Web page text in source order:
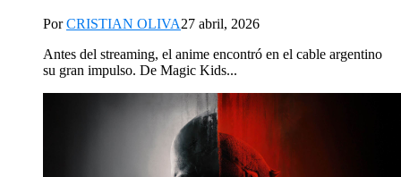
PorCRISTIAN OLIVA27 abril, 2026
Antes del streaming, el anime encontró en el cable argentino
su gran impulso. De Magic Kids...